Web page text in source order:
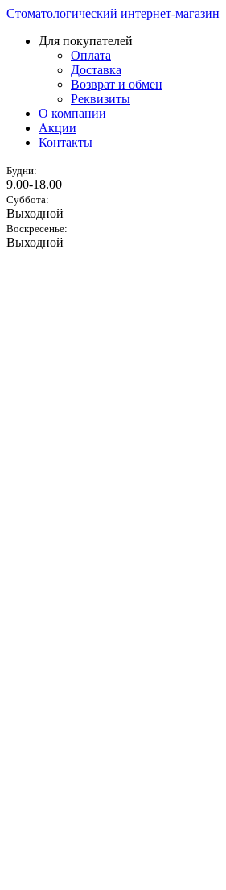
Стоматологический интернет-магазин
Для покупателей
Оплата
Доставка
Возврат и обмен
Реквизиты
О компании
Акции
Контакты
Будни:
9.00-18.00
Суббота:
Выходной
Воскресенье:
Выходной